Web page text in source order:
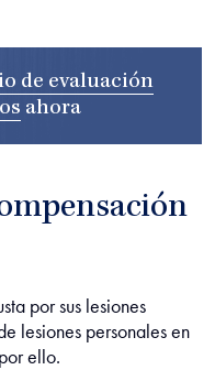
de evaluación
ahora
por sus lesiones
lesiones personales en
ello.